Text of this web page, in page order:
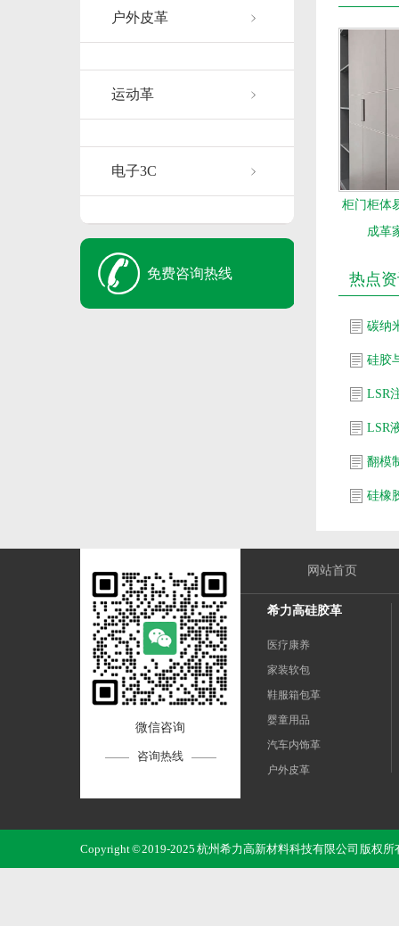
户外皮革
运动革
电子3C
免费咨询热线
柜门柜体
成革
热点
碳纳
硅胶
LSR
LSR
翻模
硅橡
微信咨询
咨询热线
网站首页
希力高硅胶革
医疗康养
家装软包
鞋服箱包革
婴童用品
汽车内饰革
户外皮革
Copyright © 2019-2025 杭州希力高新材料科技有限公司 版权